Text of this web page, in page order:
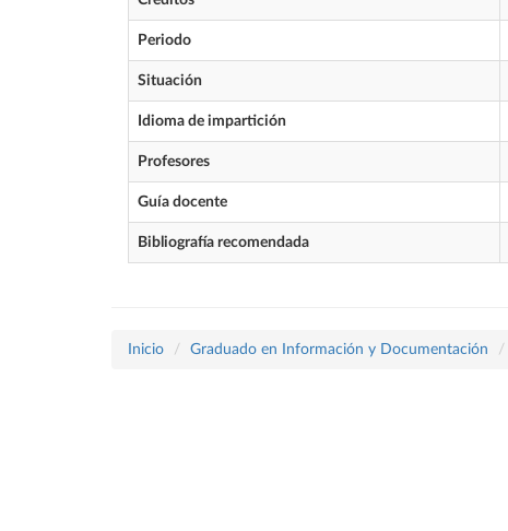
Periodo
Situación
Idioma de impartición
Profesores
Guía docente
Bibliografía recomendada
Inicio Graduado en Información y Documentación